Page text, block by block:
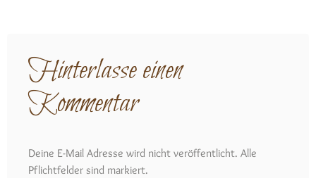
Hinterlasse einen
Kommentar
Deine E-Mail Adresse wird nicht veröffentlicht. Alle
Pflichtfelder sind markiert.